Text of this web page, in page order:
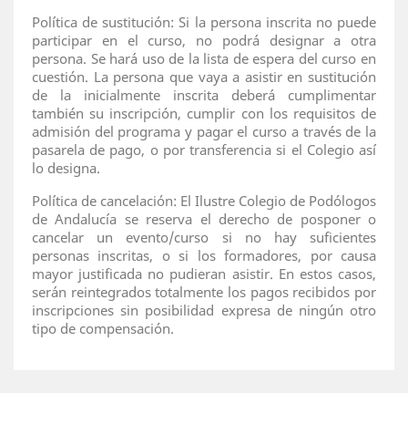
Política de sustitución: Si la persona inscrita no puede
participar en el curso, no podrá designar a otra
persona. Se hará uso de la lista de espera del curso en
cuestión. La persona que vaya a asistir en sustitución
de la inicialmente inscrita deberá cumplimentar
también su inscripción, cumplir con los requisitos de
admisión del programa y pagar el curso a través de la
pasarela de pago, o por transferencia si el Colegio así
lo designa.
Política de cancelación: El Ilustre Colegio de Podólogos
de Andalucía se reserva el derecho de posponer o
cancelar un evento/curso si no hay suficientes
personas inscritas, o si los formadores, por causa
mayor justificada no pudieran asistir. En estos casos,
serán reintegrados totalmente los pagos recibidos por
inscripciones sin posibilidad expresa de ningún otro
tipo de compensación.